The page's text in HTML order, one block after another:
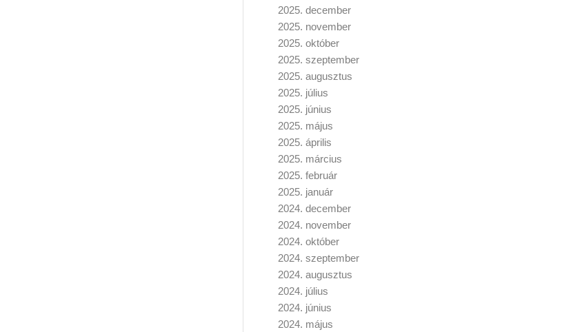
2025. december
2025. november
2025. október
2025. szeptember
2025. augusztus
2025. július
2025. június
2025. május
2025. április
2025. március
2025. február
2025. január
2024. december
2024. november
2024. október
2024. szeptember
2024. augusztus
2024. július
2024. június
2024. május